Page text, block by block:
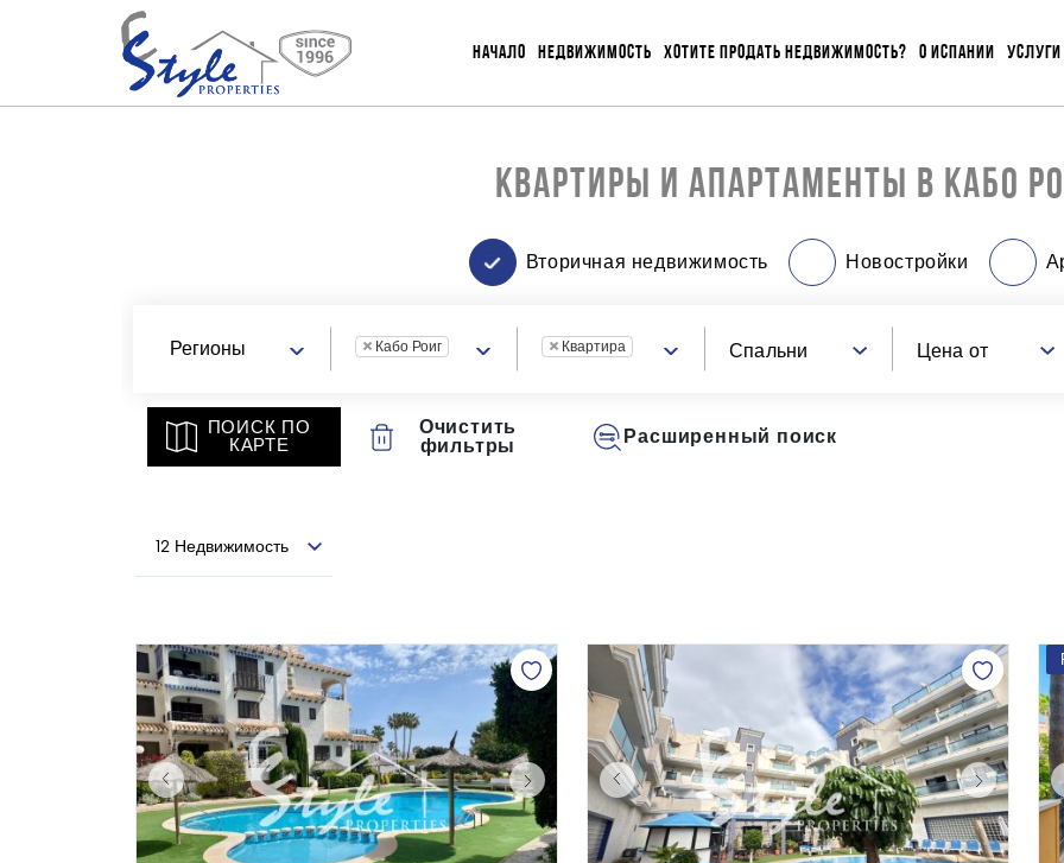
НАЧАЛО НЕДВИЖИМОСТЬ ХОТИТЕ ПРОДАТЬ НЕДВИЖИМОСТЬ? О ИСПАНИИ УСЛУГИ
КВАРТИРЫ И АПАРТАМЕНТЫ В КАБО
Вторичная недвижимость Новостройки
× Кабо Роиг × Квартира Спальни Цена от
ПОИСК ПО
КАРТЕ
Очистить
фильтры
Расширенный поиск
12 Недвижимость